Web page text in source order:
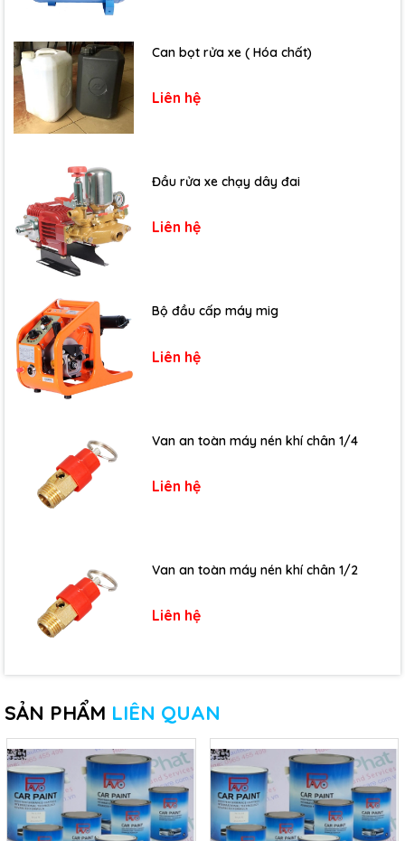
Can bọt rửa xe ( Hóa chất)
Liên hệ
Đầu rửa xe chạy dây đai
Liên hệ
Bộ đầu cấp máy mig
Liên hệ
Van an toàn máy nén khí chân 1/4
Liên hệ
Van an toàn máy nén khí chân 1/2
Liên hệ
SẢN PHẨM LIÊN QUAN